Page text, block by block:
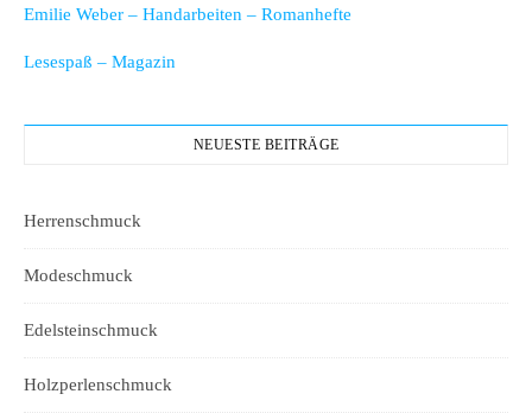
Emilie Weber – Handarbeiten – Romanhefte
Lesespaß – Magazin
NEUESTE BEITRÄGE
Herrenschmuck
Modeschmuck
Edelsteinschmuck
Holzperlenschmuck